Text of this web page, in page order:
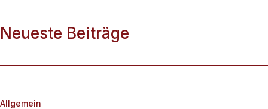
Neueste Beiträge
Allgemein